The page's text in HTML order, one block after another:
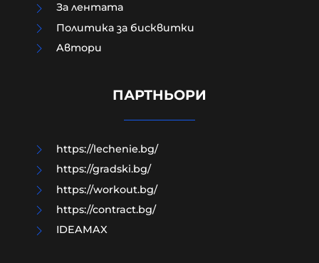
разтърси Радомир
За лентата
Политика за бисквитки
Aвтори
ПАРТНЬОРИ
https://lechenie.bg/
https://gradski.bg/
https://workout.bg/
https://contract.bg/
IDEAMAX